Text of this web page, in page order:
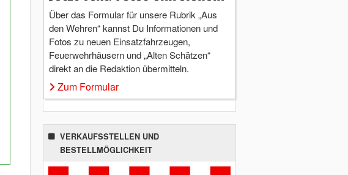
Über das Formular für unsere Rubrik „Aus
den Wehren“ kannst Du Informationen und
Fotos zu neuen Einsatzfahrzeugen,
Feuerwehrhäusern und „Alten Schätzen“
direkt an die Redaktion übermitteln.
Zum Formular
VERKAUFSSTELLEN UND
BESTELLMÖGLICHKEIT